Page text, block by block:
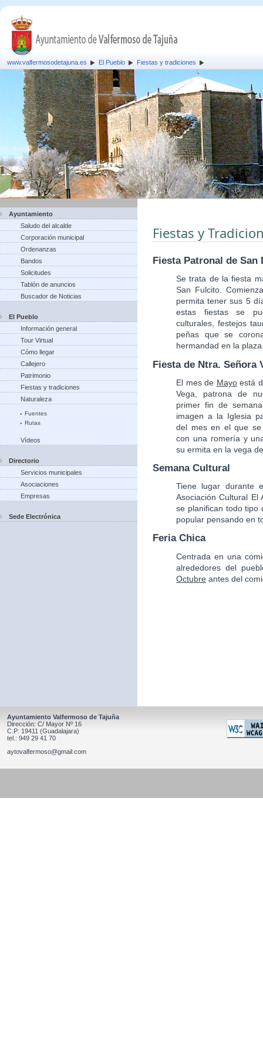
www.valfermosodetajuna.es El Pueblo Fiestas y tradiciones
Ayuntamiento
Saludo del alcalde
Corporación municipal
Ordenanzas
Bandos
Solicitudes
Tablón de anuncios
Buscador de Noticias
El Pueblo
Información general
Tour Virtual
Cómo llegar
Callejero
Patrimonio
Fiestas y tradiciones
Naturaleza
Fuentes
Rutas
Vídeos
Directorio
Servicios municipales
Asociaciones
Empresas
Sede Electrónica
Fiestas y
Fiesta Patronal de San
Se trata de la fiesta
San Fulcito.
permita tener sus 5
estas fiestas se
culturales, festejos
peñas que se
hermandad en la
Fiesta de Ntra. Señora
El mes de Mayoestá
Vega, patrona de
primer fin de
imagen a la Iglesia
del mes en el que
con una romería y
su ermita en la vega
Semana Cultural
Tiene lugar durante
Asociación Cultural
se planifican todo tipo
popular pensando en
Feria Chica
Centrada en una
alrededores del
Octubre antes del
Ayuntamiento Valfermoso de Tajuña
Dirección: C/ Mayor Nº 16
C.P: 19411 (Guadalajara)
tel.: 949 29 41 70
aytovalfermoso@gmail.com